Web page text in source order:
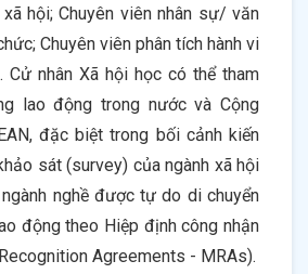
hội; Chuyên viên nhân sự/ văn
Chuyên viên phân tích hành vi
Cử nhân Xã hội học có thể tham
lao động trong nước và Cộng
đặc biệt trong bối cảnh kiến
sát (survey) của ngành xã hội
nghề được tự do di chuyển
động theo Hiệp định công nhận
Agreements - MRAs).